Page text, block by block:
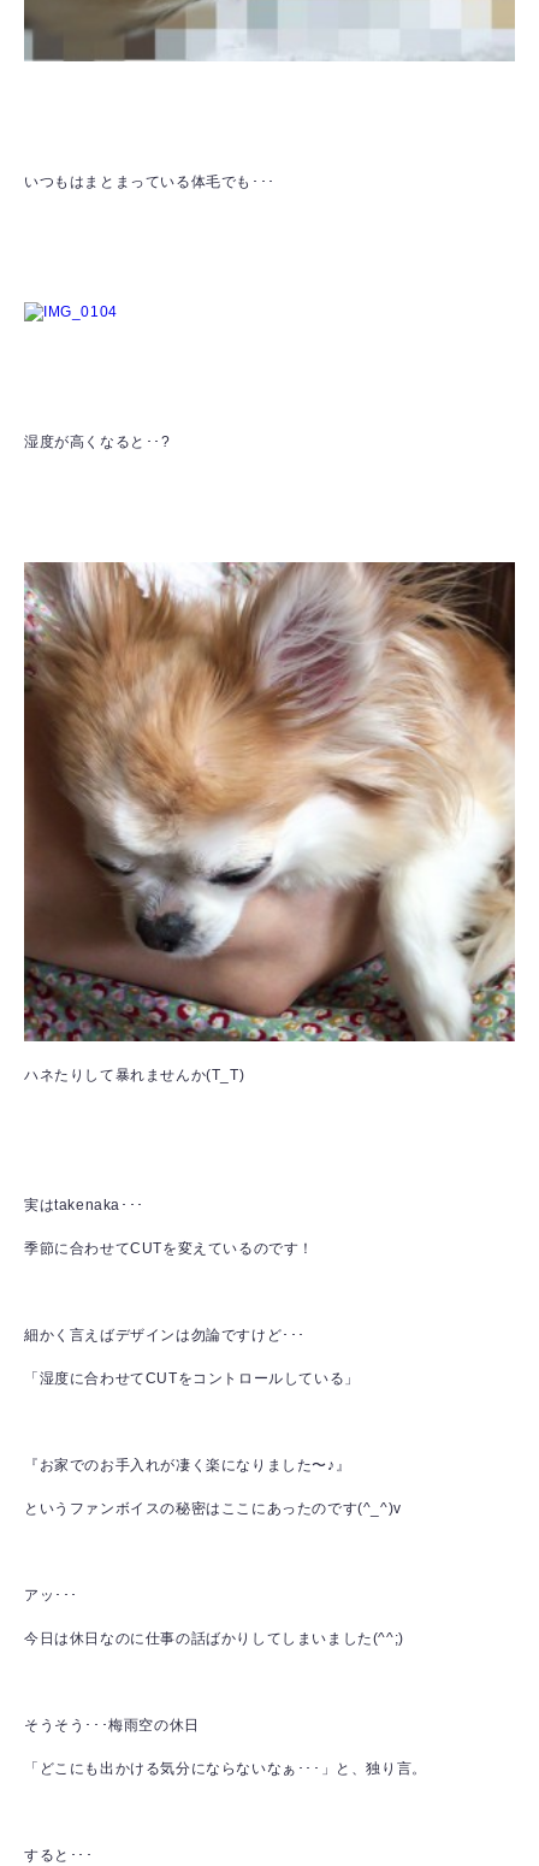
いつもはまとまっている体毛でも･･･
湿度が高くなると･･?
ハネたりして暴れませんか(T_T)
実はtakenaka･･･
季節に合わせてCUTを変えているのです！
細かく言えばデザインは勿論ですけど･･･
「湿度に合わせてCUTをコントロールしている」
『お家でのお手入れが凄く楽になりました〜♪』
というファンボイスの秘密はここにあったのです(^_^)v
アッ･･･
今日は休日なのに仕事の話ばかりしてしまいました(^^;)
そうそう･･･梅雨空の休日
「どこにも出かける気分にならないなぁ･･･」と、独り言。
すると･･･